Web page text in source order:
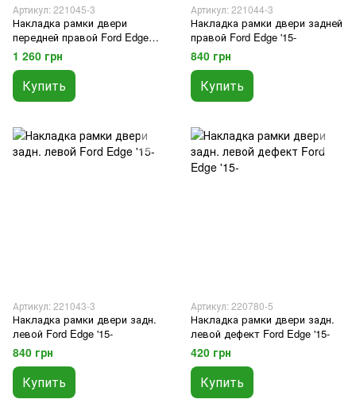
Артикул: 221045-3
Накладка рамки двери
передней правой Ford Edge
'15-
1 260 грн
Купить
Артикул: 221044-3
Накладка рамки двери задней
правой Ford Edge '15-
840 грн
Купить
Артикул: 221043-3
Накладка рамки двери задн.
левой Ford Edge '15-
840 грн
Купить
Артикул: 220780-5
Накладка рамки двери задн.
левой дефект Ford Edge '15-
420 грн
Купить